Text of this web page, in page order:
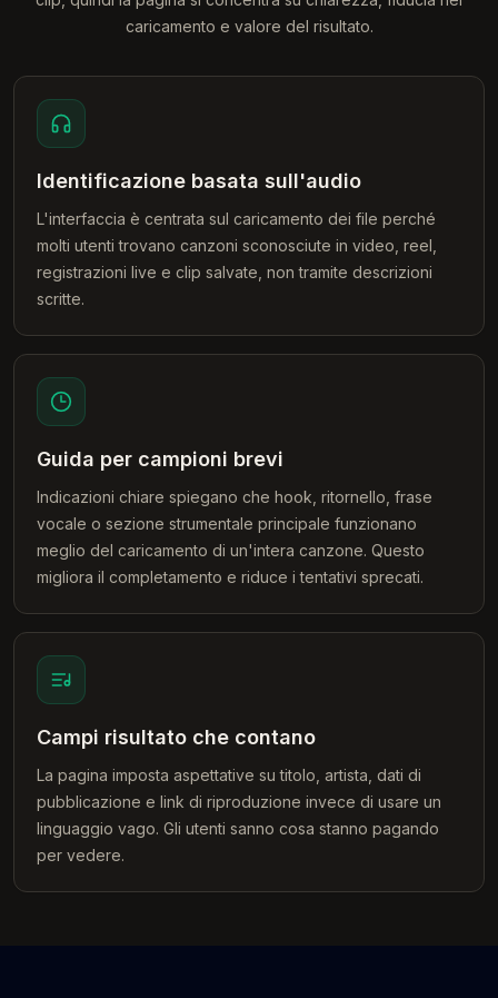
caricamento e valore del risultato.
Identificazione basata sull'audio
L'interfaccia è centrata sul caricamento dei file perché
molti utenti trovano canzoni sconosciute in video, reel,
registrazioni live e clip salvate, non tramite descrizioni
scritte.
Guida per campioni brevi
Indicazioni chiare spiegano che hook, ritornello, frase
vocale o sezione strumentale principale funzionano
meglio del caricamento di un'intera canzone. Questo
migliora il completamento e riduce i tentativi sprecati.
Campi risultato che contano
La pagina imposta aspettative su titolo, artista, dati di
pubblicazione e link di riproduzione invece di usare un
linguaggio vago. Gli utenti sanno cosa stanno pagando
per vedere.